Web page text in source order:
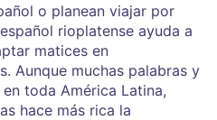
o planean viajar por
rioplatense ayuda a
matices en
Aunque muchas palabras y
toda América Latina,
hace más rica la